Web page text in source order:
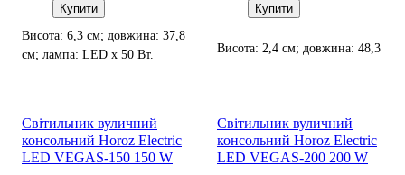
Купити
Висота: 6,3 см; довжина: 37,8
см; лампа: LED х 50 Вт.
Купити
Висота: 2,4 см; довжина: 48,3
Світильник вуличний
консольний Horoz Electric
LED VEGAS-150 150 W
Світильник вуличний
консольний Horoz Electric
LED VEGAS-200 200 W